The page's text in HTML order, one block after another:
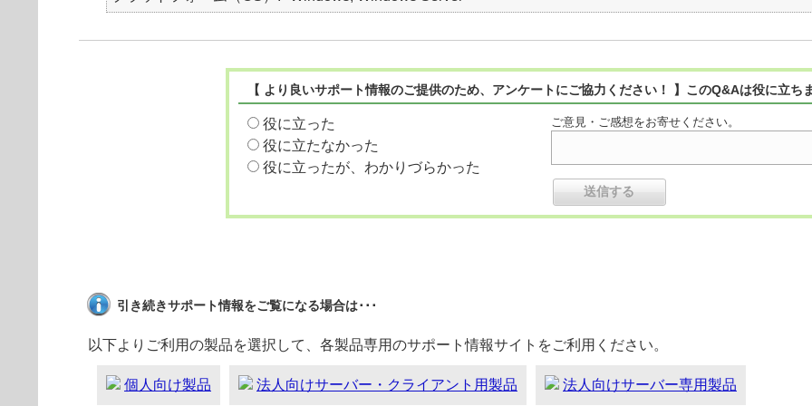
【 より良いサポート情報のご提供のため、アンケートにご協力ください！ 】このQ&Aは役に立ち
役に立った
役に立たなかった
役に立ったが、わかりづらかった
ご意見・ご感想をお寄せください。
引き続きサポート情報をご覧になる場合は･･･
以下よりご利用の製品を選択して、各製品専用のサポート情報サイトをご利用ください。
個人向け製品 法人向けサーバー・クライアント用製品 法人向けサーバー専用製品